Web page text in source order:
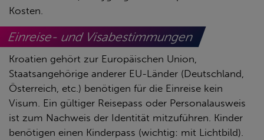
Kosten.
Einreise- und Visabestimmungen
Kroatien gehört zur Europäischen Union,
Staatsangehörige anderer EU-Länder (Deutschland,
Österreich, etc.) benötigen für die Einreise kein
Visum. Ein gültiger Reisepass oder Personalausweis
ist zum Nachweis der Identität mitzuführen. Kinder
benötigen einen Kinderpass (wichtig: mit Lichtbild).